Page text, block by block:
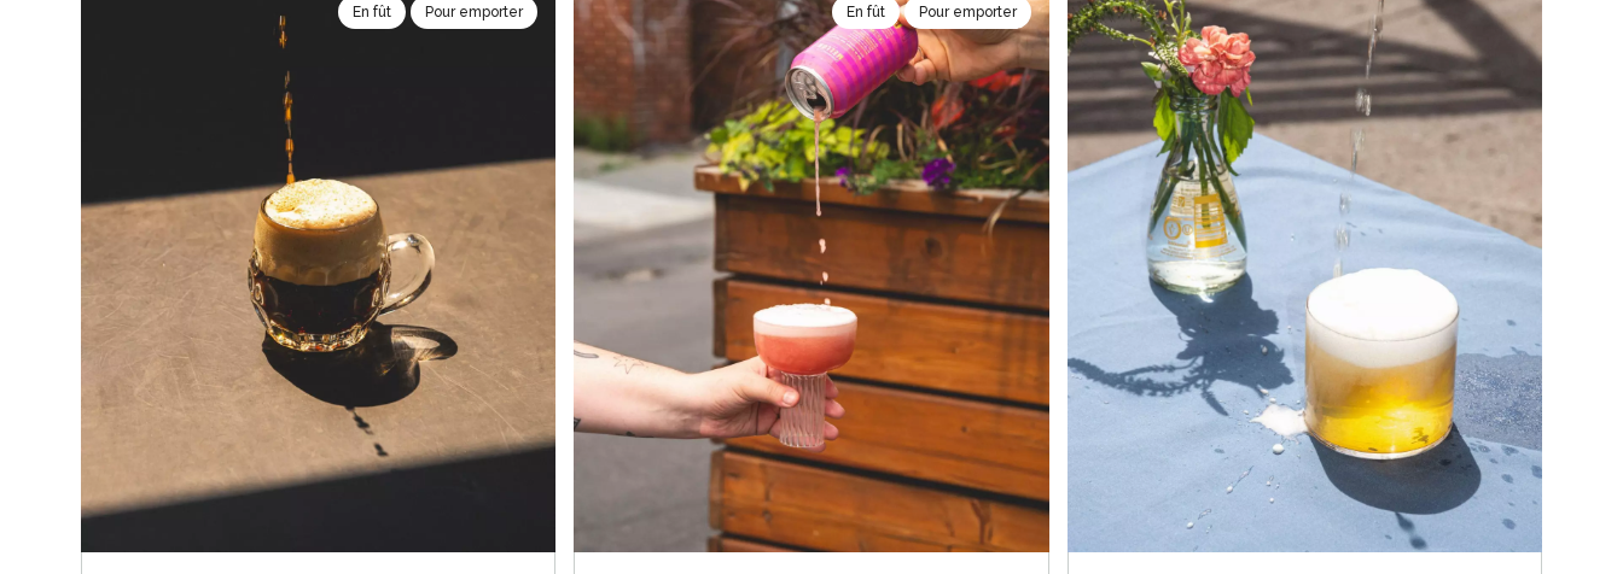
En fût Pour emporter En fût Pour emporter